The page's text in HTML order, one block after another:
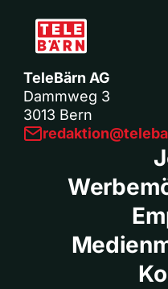
TeleBärn AG
Dammweg 3
3013 Bern